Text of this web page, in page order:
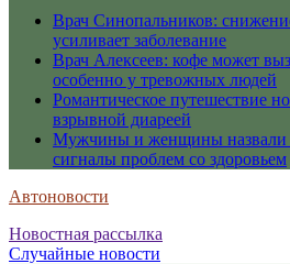
Врач Синопальников:
усиливает заболевание
Врач Алексеев: кофе может
особенно у тревожных людей
Романтическое путешествие
взрывной диареей
Мужчины и женщины назвали
сигналы проблем со здоровьем
Автоновости
Новостная рассылка
Случайные новости